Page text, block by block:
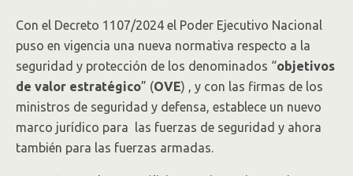
Con el Decreto 1107/2024 el Poder Ejecutivo Nacional
puso en vigencia una nueva normativa respecto a la
seguridad y protección de los denominados “objetivos
de valor estratégico” (OVE) , y con las firmas de los
ministros de seguridad y defensa, establece un nuevo
marco jurídico para las fuerzas de seguridad y ahora
también para las fuerzas armadas.